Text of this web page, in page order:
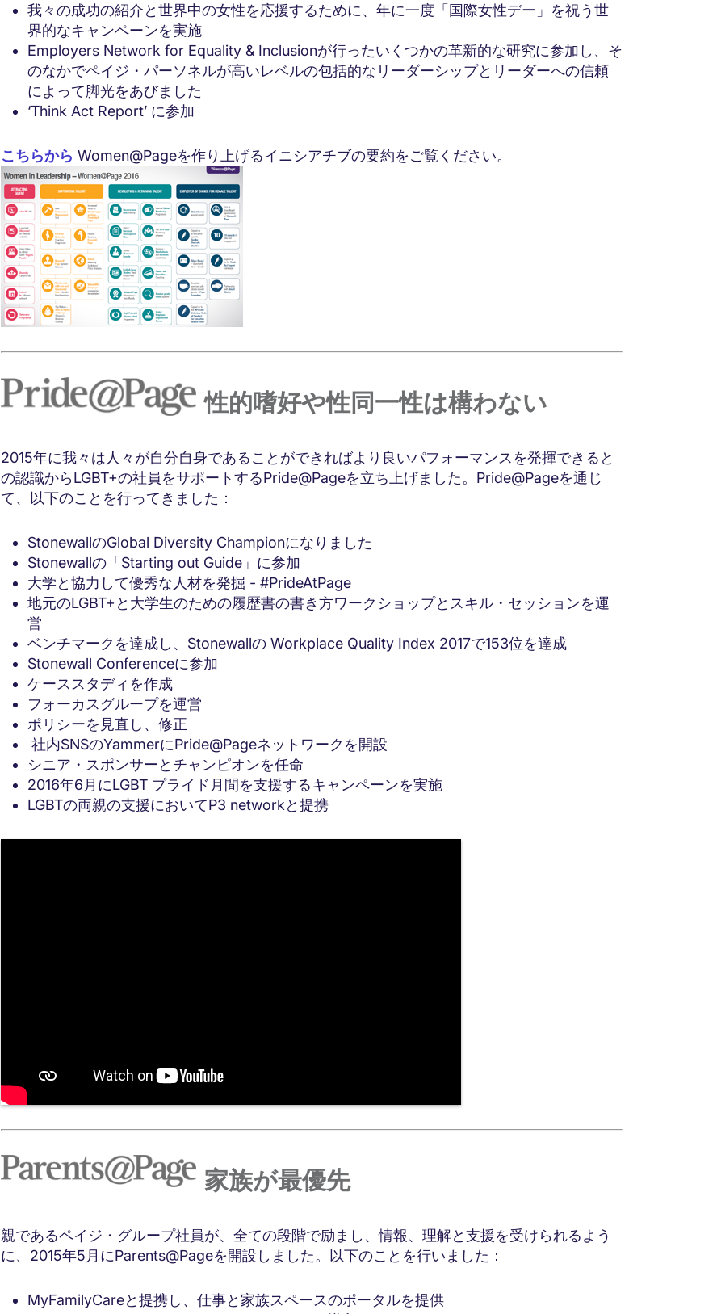
我々の成功の紹介と世界中の女性を応援するために、年に一度「国際女性デー」を祝う世
界的なキャンペーンを実施
Employers Network for Equality & Inclusionが行ったいくつかの革新的な研究に参加し、そ
のなかでペイジ・パーソネルが高いレベルの包括的なリーダーシップとリーダーへの信頼
によって脚光をあびました
‘Think Act Report’ に参加
こちらから Women@Pageを作り上げるイニシアチブの要約をご覧ください。
性的嗜好や性同一性は構わない
2015年に我々は人々が自分自身であることができればより良いパフォーマンスを発揮できると
の認識からLGBT+の社員をサポートするPride@Pageを立ち上げました。Pride@Pageを通じ
て、以下のことを行ってきました：
StonewallのGlobal Diversity Championになりました
Stonewallの「Starting out Guide」に参加
大学と協力して優秀な人材を発掘 - #PrideAtPage
地元のLGBT+と大学生のための履歴書の書き方ワークショップとスキル・セッションを運
営
ベンチマークを達成し、Stonewallの Workplace Quality Index 2017で153位を達成
Stonewall Conferenceに参加
ケーススタディを作成
フォーカスグループを運営
ポリシーを見直し、修正
社内SNSのYammerにPride@Pageネットワークを開設
シニア・スポンサーとチャンピオンを任命
2016年6月にLGBT プライド月間を支援するキャンペーンを実施
LGBTの両親の支援においてP3 networkと提携
家族が最優先
親であるペイジ・グループ社員が、全ての段階で励まし、情報、理解と支援を受けられるよう
に、2015年5月にParents@Pageを開設しました。以下のことを行いました：
MyFamilyCareと提携し、仕事と家族スペースのポータルを提供